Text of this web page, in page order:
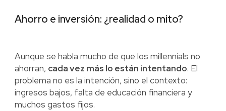
Ahorro e inversión: ¿realidad o mito?
Aunque se habla mucho de que los millennials no
ahorran, cada vez más lo están intentando. El
problema no es la intención, sino el contexto:
ingresos bajos, falta de educación financiera y
muchos gastos fijos.